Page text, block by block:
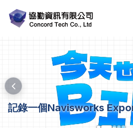
記錄一個Navisworks